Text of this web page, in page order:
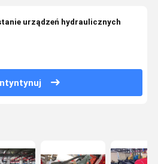
urządzeń hydraulicznych